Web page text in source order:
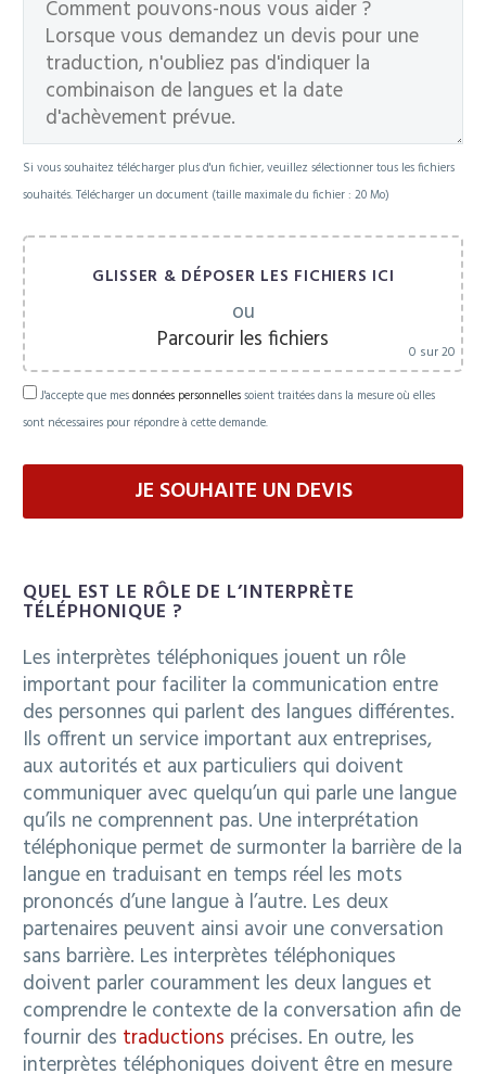
Si vous souhaitez télécharger plus d'un fichier, veuillez sélectionner tous les fichiers
souhaités. Télécharger un document (taille maximale du fichier : 20 Mo)
GLISSER & DÉPOSER LES FICHIERS ICI
ou
Parcourir les fichiers
0 sur 20
J'accepte que mesdonnées personnellessoient traitées dans la mesure où elles
sont nécessaires pour répondre à cette demande.
QUEL EST LE RÔLE DE L’INTERPRÈTE
TÉLÉPHONIQUE ?
Les interprètes téléphoniques jouent un rôle
important pour faciliter la communication entre
des personnes qui parlent des langues différentes.
Ils offrent un service important aux entreprises,
aux autorités et aux particuliers qui doivent
communiquer avec quelqu’un qui parle une langue
qu’ils ne comprennent pas. Une interprétation
téléphonique permet de surmonter la barrière de la
langue en traduisant en temps réel les mots
prononcés d’une langue à l’autre. Les deux
partenaires peuvent ainsi avoir une conversation
sans barrière. Les interprètes téléphoniques
doivent parler couramment les deux langues et
comprendre le contexte de la conversation afin de
fournir des traductions précises. En outre, les
interprètes téléphoniques doivent être en mesure